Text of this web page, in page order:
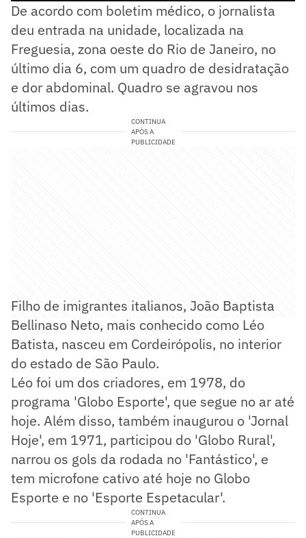
De acordo com boletim médico, o jornalista
deu entrada na unidade, localizada na
Freguesia, zona oeste do Rio de Janeiro, no
último dia 6, com um quadro de desidratação
e dor abdominal. Quadro se agravou nos
últimos dias.
CONTINUA
APÓS A
PUBLICIDADE
Filho de imigrantes italianos, João Baptista
Bellinaso Neto, mais conhecido como Léo
Batista, nasceu em Cordeirópolis, no interior
do estado de São Paulo.
Léo foi um dos criadores, em 1978, do
programa 'Globo Esporte', que segue no ar até
hoje. Além disso, também inaugurou o 'Jornal
Hoje', em 1971, participou do 'Globo Rural',
narrou os gols da rodada no 'Fantástico', e
tem microfone cativo até hoje no Globo
Esporte e no 'Esporte Espetacular'.
CONTINUA
APÓS A
PUBLICIDADE